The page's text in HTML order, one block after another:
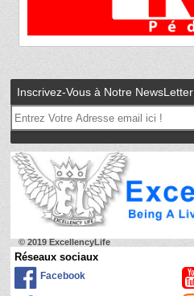
Inscrivez-Vous à Notre NewsLetter
© 2019 ExcellencyLife
Réseaux sociaux
Facebook